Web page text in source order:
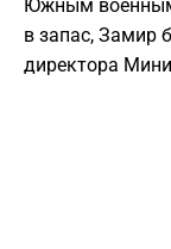
Южным военным
в запас, Замир
директора